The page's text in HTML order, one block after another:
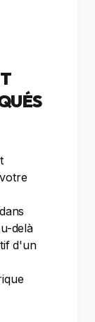
delà
d'un